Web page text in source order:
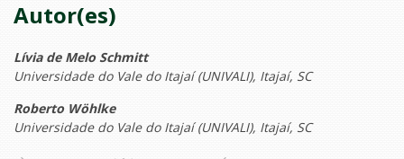
Autor(es)
Lívia de Melo Schmitt
Universidade do Vale do Itajaí (UNIVALI), Itajaí, SC
Roberto Wöhlke
Universidade do Vale do Itajaí (UNIVALI), Itajaí, SC